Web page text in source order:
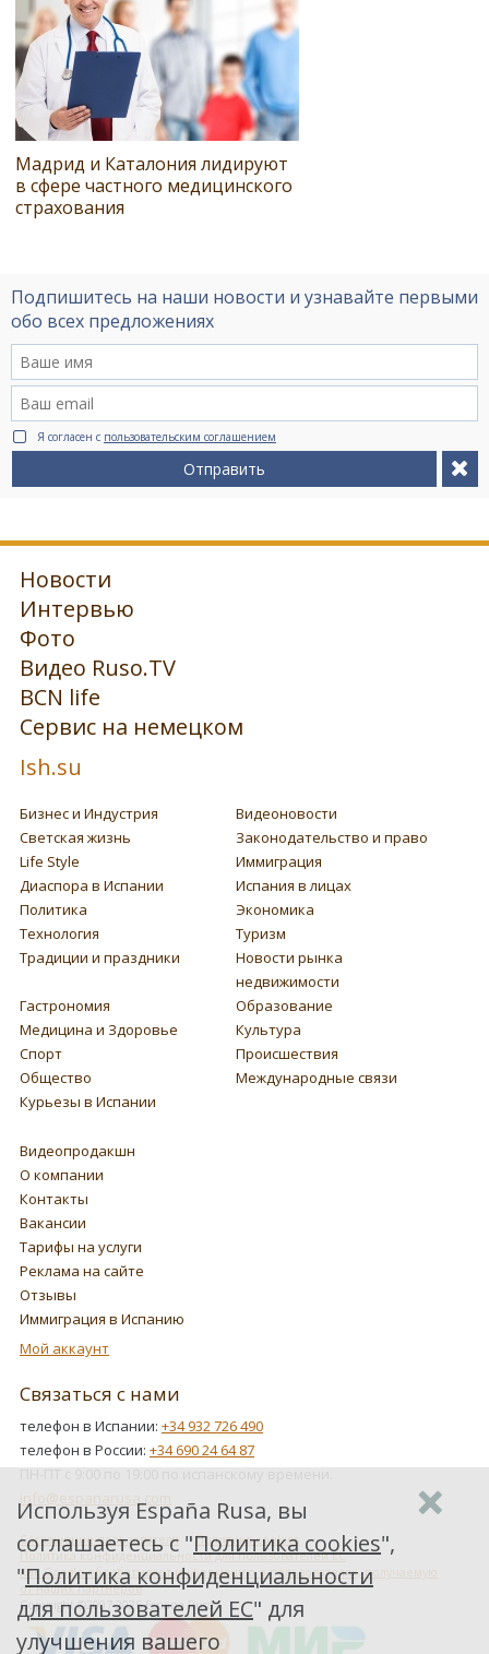
Мадрид и Каталония лидируют
в сфере частного медицинского
страхования
Подпишитесь на наши новости и узнавайте первыми
обо всех предложениях
Я согласен с пользовательским соглашением
Отправить
Новости
Интервью
Фото
Видео Ruso.TV
BCN life
Сервис на немецком
Ish.su
Бизнес и Индустрия
Видеоновости
Светская жизнь
Законодательство и право
Life Style
Иммиграция
Диаспора в Испании
Испания в лицах
Политика
Экономика
Технология
Туризм
Традиции и праздники
Новости рынка
недвижимости
Гастрономия
Образование
Медицина и Здоровье
Культура
Спорт
Происшествия
Общество
Международные связи
Курьезы в Испании
Видеопродакшн
О компании
Контакты
Вакансии
Тарифы на услуги
Реклама на сайте
Отзывы
Иммиграция в Испанию
Мой аккаунт
Связаться с нами
телефон в Испании: +34 932 726 490
телефон в России: +34 690 24 64 87
ПН-ПТ с 9:00 по 19:00 по испанскому времени.
info@espanarusa.com
Соглашение пользователя
Политика cookies
Политика конфиденциальности для пользователей ЕС
Как Google обрабатывает информацию о пользователях, получаемую
от наших партнеров
Copyright ©2007-2026 Espana Rusa
Используя España Rusa, вы
соглашаетесь с "Политика cookies",
"Политика конфиденциальности
для пользователей ЕС" для
улучшения вашего